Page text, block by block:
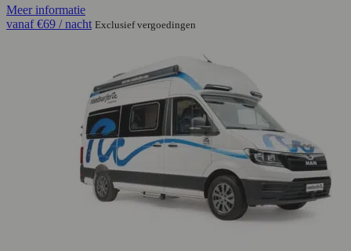
Meer informatie
vanaf€69 / nacht Exclusief vergoedingen